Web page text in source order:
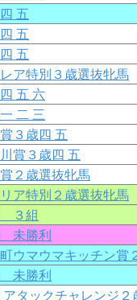
五
五
五
ア特別３歳選抜牝馬
五 六
二 三
３歳四 五
賞３歳四 五
２歳選抜牝馬
ア特別２歳選抜牝馬
３組
未勝利
ウマウマキッチン賞
未勝利
アタックチャレンジ２